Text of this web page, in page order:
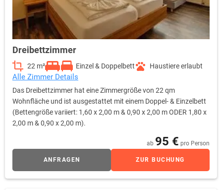
Dreibettzimmer
22 m² Einzel & Doppelbett Haustiere erlaubt
Alle Zimmer Details
Das Dreibettzimmer hat eine Zimmergröße von 22 qm
Wohnfläche und ist ausgestattet mit einem Doppel- & Einzelbett
(Bettengröße variiert: 1,60 x 2,00 m & 0,90 x 2,00 m ODER 1,80 x
2,00 m & 0,90 x 2,00 m).
ab 95 € pro Person
ANFRAGEN ZUR BUCHUNG